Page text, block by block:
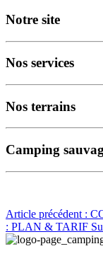
Notre site
Nos services
Nos terrains
Camping
Article précédent :
: PLAN & TARIF